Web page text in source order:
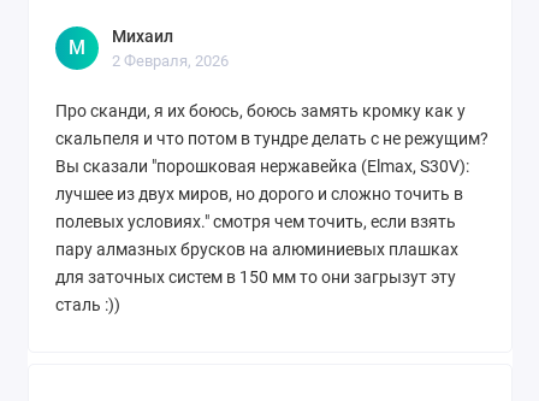
М
Михаил
2 Февраля, 2026
Про сканди, я их боюсь, боюсь замять кромку как у
скальпеля и что потом в тундре делать с не режущим?
Вы сказали "порошковая нержавейка (Elmax, S30V):
лучшее из двух миров, но дорого и сложно точить в
полевых условиях." смотря чем точить, если взять
пару алмазных брусков на алюминиевых плашках
для заточных систем в 150 мм то они загрызут эту
сталь :))